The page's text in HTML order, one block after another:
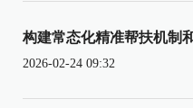
构建常态化精准帮扶机制
2026-02-24 09:32